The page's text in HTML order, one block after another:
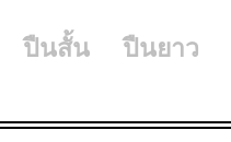
ปืนสั้น ปืนยาว